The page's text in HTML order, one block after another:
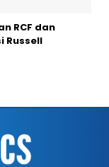
RCF dan
Russell